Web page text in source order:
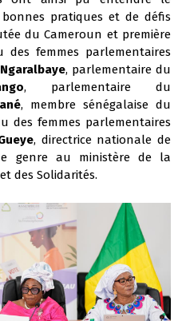
bonnes pratiques et de défis
du Cameroun et première
des femmes parlementaires
, parlementaire du
, parlementaire du
, membre sénégalaise du
des femmes parlementaires
, directrice nationale de
genre au ministère de la
des Solidarités.